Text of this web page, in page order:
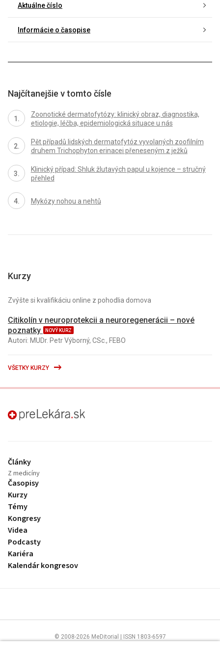
Aktuálne číslo
Informácie o časopise
Najčítanejšie v tomto čísle
Zoonotické dermatofytózy: klinický obraz, diagnostika,
etiologie, léčba, epidemiologická situace u nás
Pět případů lidských dermatofytóz vyvolaných zoofilním
druhem Trichophyton erinacei přeneseným z ježků
Klinický případ: Shluk žlutavých papul u kojence – stručný
přehled
Mykózy nohou a nehtů
Kurzy
Zvýšte si kvalifikáciu online z pohodlia domova
Citikolín v neuroprotekcii a neuroregenerácii – nové
poznatky
NOVÝ KURZ
Autori: MUDr. Petr Výborný, CSc., FEBO
VŠETKY KURZY
preLekára.sk
Články
Z medicíny
Časopisy
Kurzy
Témy
Kongresy
Videa
Podcasty
Kariéra
Kalendár kongresov
© 2008-2026 MeDitorial | ISSN 1803-6597